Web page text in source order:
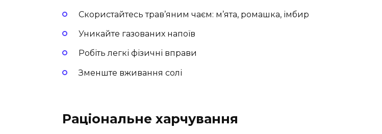
Скористайтесь трав’яним чаєм: м’ята, ромашка, імбир
Уникайте газованих напоїв
Робіть легкі фізичні вправи
Зменште вживання солі
Раціональне харчування